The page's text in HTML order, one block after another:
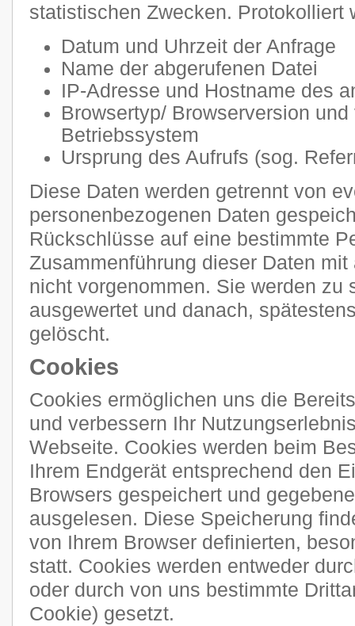
statistischen Zwecken. Protokolliert
Datum und Uhrzeit der Anfrage
Name der abgerufenen Datei
IP-Adresse und Hostname des
Browsertyp/ Browserversion
Betriebssystem
Ursprung des Aufrufs (sog.
Diese Daten werden getrennt von
personenbezogenen Daten
Rückschlüsse auf eine bestimmte
Zusammenführung dieser Daten
nicht vorgenommen. Sie werden zu
ausgewertet und danach,
gelöscht.
Cookies
Cookies ermöglichen uns die
und verbessern Ihr
Webseite. Cookies werden beim
Ihrem Endgerät entsprechend den
Browsers gespeichert und
ausgelesen. Diese Speicherung
von Ihrem Browser definierten,
statt. Cookies werden entweder
oder durch von uns bestimmte
Cookie) gesetzt.